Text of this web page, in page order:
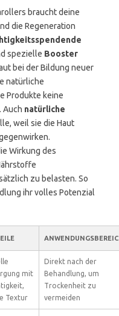
braucht deine
die Regeneration
spezielle Booster
bei der Bildung neuer
natürliche
Produkte keine
Auch natürliche
weil sie die Haut
Wirkung des
zu belasten. So
ihr volles Potenzial
mit
Textur
Direkt nach der
Behandlung, um
Trockenheit zu
vermeiden